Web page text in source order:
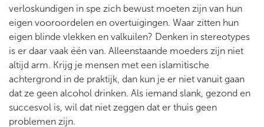
verloskundigen in spe zich bewust moeten zijn van hun
eigen vooroordelen en overtuigingen. Waar zitten hun
eigen blinde vlekken en valkuilen? Denken in stereotypes
is er daar vaak één van. Alleenstaande moeders zijn niet
altijd arm. Krijg je mensen met een islamitische
achtergrond in de praktijk, dan kun je er niet vanuit gaan
dat ze geen alcohol drinken. Als iemand slank, gezond en
succesvol is, wil dat niet zeggen dat er thuis geen
problemen zijn.